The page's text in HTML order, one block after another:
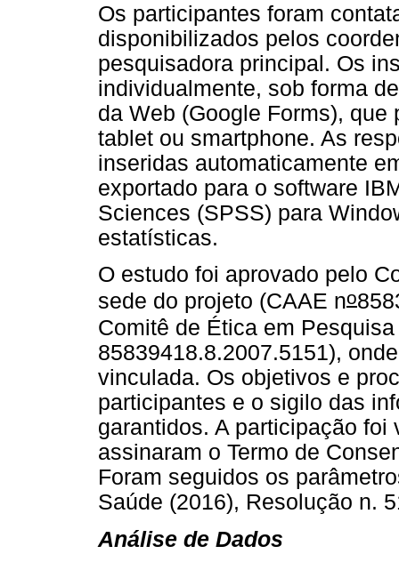
Os participantes foram
disponibilizados pelos
pesquisadora principal. Os
individualmente, sob forma
da Web (Google Forms),
tablet ou smartphone. As
inseridas automaticamente
exportado para o software
Sciences (SPSS) para
estatísticas.
O estudo foi aprovado pelo
sede do projeto (CAAE no
Comitê de Ética em
85839418.8.2007.5151),
vinculada. Os objetivos e
participantes e o sigilo das
garantidos. A participação
assinaram o Termo de
Foram seguidos os
Saúde (2016), Resolução n.
Análise de Dados